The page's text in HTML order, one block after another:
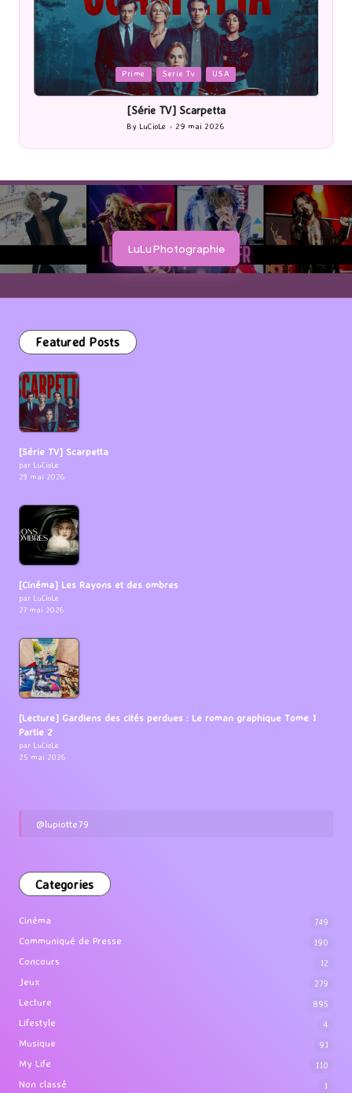
Posted
in
Prime Serie Tv USA
[Série TV] Scarpetta
Posted
by
By LuCioLe 29 mai 2026
LuLu Photographie
Featured Posts
[Série TV] Scarpetta
par LuCioLe
29 mai 2026
[Cinéma] Les Rayons et des ombres
par LuCioLe
27 mai 2026
[Lecture] Gardiens des cités perdues : Le roman graphique Tome 1
Partie 2
par LuCioLe
25 mai 2026
@lupiotte79
Categories
Cinéma 749
Communiqué de Presse 190
Concours 12
Jeux 279
Lecture 895
Lifestyle 4
Musique 91
My Life 110
Non classé 1